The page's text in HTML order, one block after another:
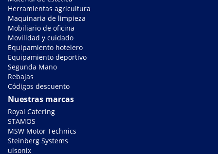
Herramientas agricultura
Maquinaria de limpieza
Mobiliario de oficina
Movilidad y cuidado
Equipamiento hotelero
Equipamiento deportivo
Segunda Mano
Rebajas
Códigos descuento
Nuestras marcas
Royal Catering
STAMOS
MSW Motor Technics
Steinberg Systems
ulsonix